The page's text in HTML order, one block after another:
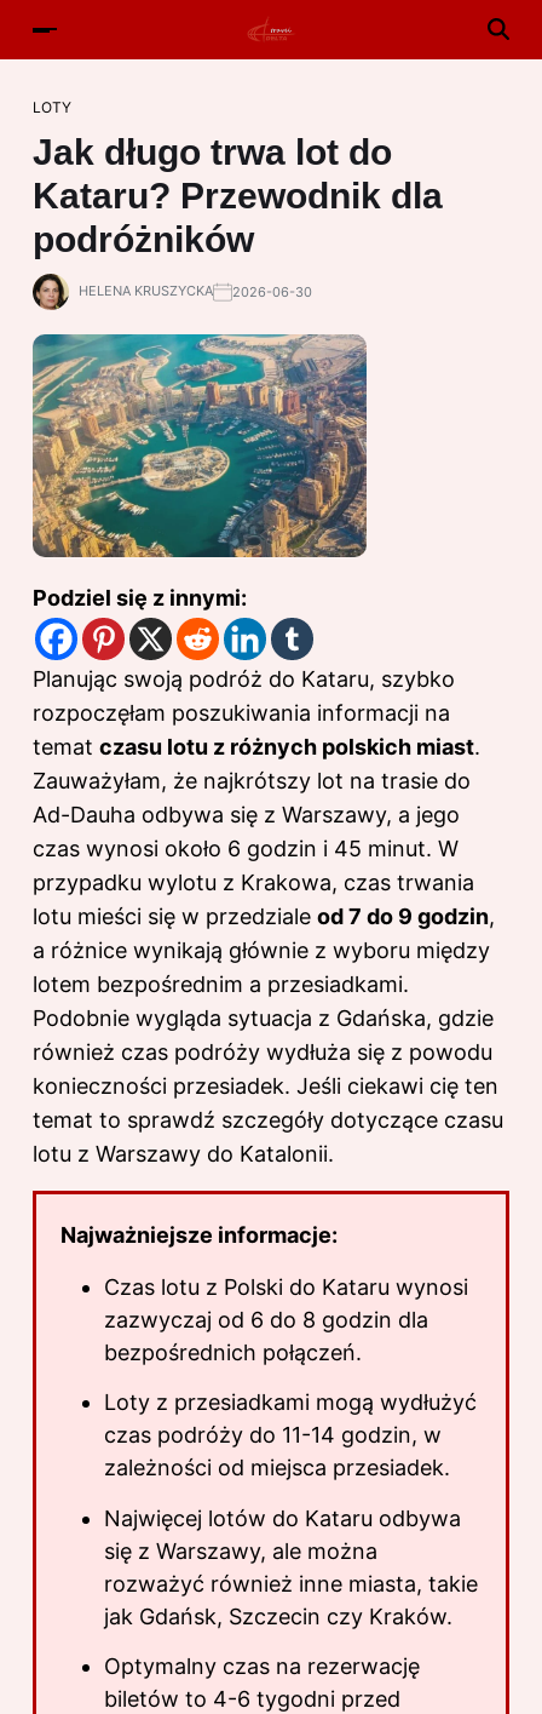
LOTY
Jak długo trwa lot do
Kataru? Przewodnik dla
podróżników
HELENA KRUSZYCKA 2026-06-30
Podziel się z innymi:
Planując swoją podróż do Kataru, szybko
rozpoczęłam poszukiwania informacji na
temat czasu lotu z różnych polskich miast.
Zauważyłam, że najkrótszy lot na trasie do
Ad-Dauha odbywa się z Warszawy, a jego
czas wynosi około 6 godzin i 45 minut. W
przypadku wylotu z Krakowa, czas trwania
lotu mieści się w przedziale od 7 do 9 godzin,
a różnice wynikają głównie z wyboru między
lotem bezpośrednim a przesiadkami.
Podobnie wygląda sytuacja z Gdańska, gdzie
również czas podróży wydłuża się z powodu
konieczności przesiadek. Jeśli ciekawi cię ten
temat to sprawdź szczegóły dotyczące czasu
lotu z Warszawy do Katalonii.
Najważniejsze informacje:
Czas lotu z Polski do Kataru wynosi
zazwyczaj od 6 do 8 godzin dla
bezpośrednich połączeń.
Loty z przesiadkami mogą wydłużyć
czas podróży do 11-14 godzin, w
zależności od miejsca przesiadek.
Najwięcej lotów do Kataru odbywa
się z Warszawy, ale można
rozważyć również inne miasta, takie
jak Gdańsk, Szczecin czy Kraków.
Optymalny czas na rezerwację
biletów to 4-6 tygodni przed